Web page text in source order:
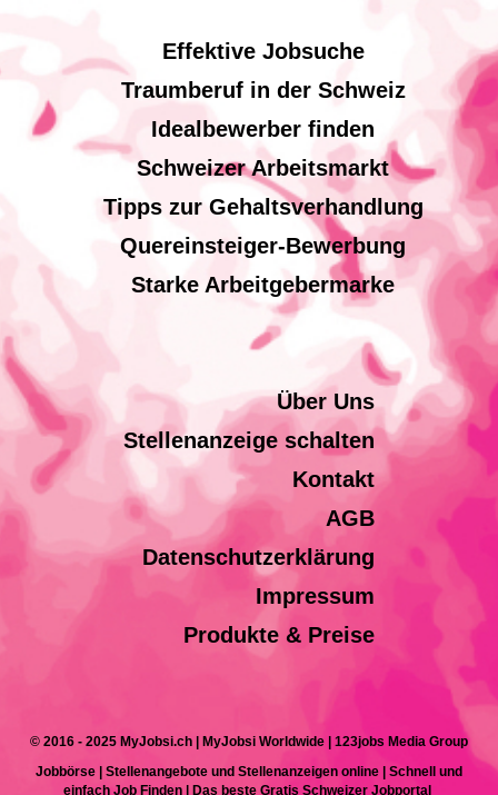
Effektive Jobsuche
Traumberuf in der Schweiz
Idealbewerber finden
Schweizer Arbeitsmarkt
Tipps zur Gehaltsverhandlung
Quereinsteiger-Bewerbung
Starke Arbeitgebermarke
Über Uns
Stellenanzeige schalten
Kontakt
AGB
Datenschutzerklärung
Impressum
Produkte & Preise
© 2016 - 2025 MyJobsi.ch | MyJobsi Worldwide | 123jobs Media Group
Jobbörse | Stellenangebote und Stellenanzeigen online | Schnell und
einfach Job Finden | Das beste Gratis Schweizer Jobportal